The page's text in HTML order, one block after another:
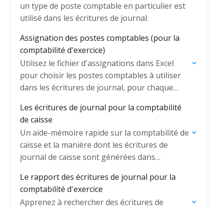
un type de poste comptable en particulier est
utilisé dans les écritures de journal.
Assignation des postes comptables (pour la
comptabilité d'exercice)
Utilisez le fichier d'assignations dans Excel
pour choisir les postes comptables à utiliser
dans les écritures de journal, pour chaque
seulement).
Les écritures de journal pour la comptabilité
de caisse
Un aide-mémoire rapide sur la comptabilité de
caisse et la manière dont les écritures de
journal de caisse sont générées dans
Le rapport des écritures de journal pour la
comptabilité d'exercice
Apprenez à rechercher des écritures de